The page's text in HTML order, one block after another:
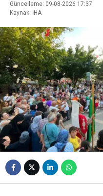
Güncelleme: 09-08-2026 17:37
Kaynak: İHA